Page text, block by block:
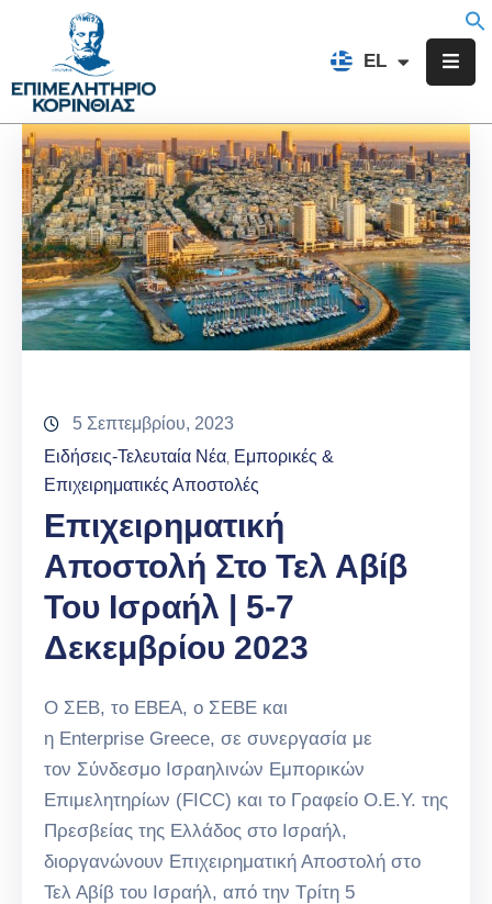
EL
FR
Επιμελητήριο
Ενημέρωση
Υπηρεσίες
Προγράμματα
&
Δράσεις
Εκδηλώσεις
5 Σεπτεμβρίου, 2023
Ειδήσεις-Τελευταία Νέα Εμπορικές &
Επιχειρηματικές Αποστολές
Επιχειρηματική
Αποστολή Στο Τελ Αβίβ
Του Ισραήλ | 5-7
Δεκεμβρίου 2023
Ο ΣΕΒ, το ΕΒΕΑ, ο ΣΕΒΕ και
η Enterprise Greece, σε συνεργασία με
τον Σύνδεσμο Ισραηλινών Εμπορικών
Επιμελητηρίων (FICC) και το Γραφείο Ο.Ε.Υ. της
Πρεσβείας της Ελλάδος στο Ισραήλ,
διοργανώνουν Επιχειρηματική Αποστολή στο
Τελ Αβίβ του Ισραήλ, από την Τρίτη 5